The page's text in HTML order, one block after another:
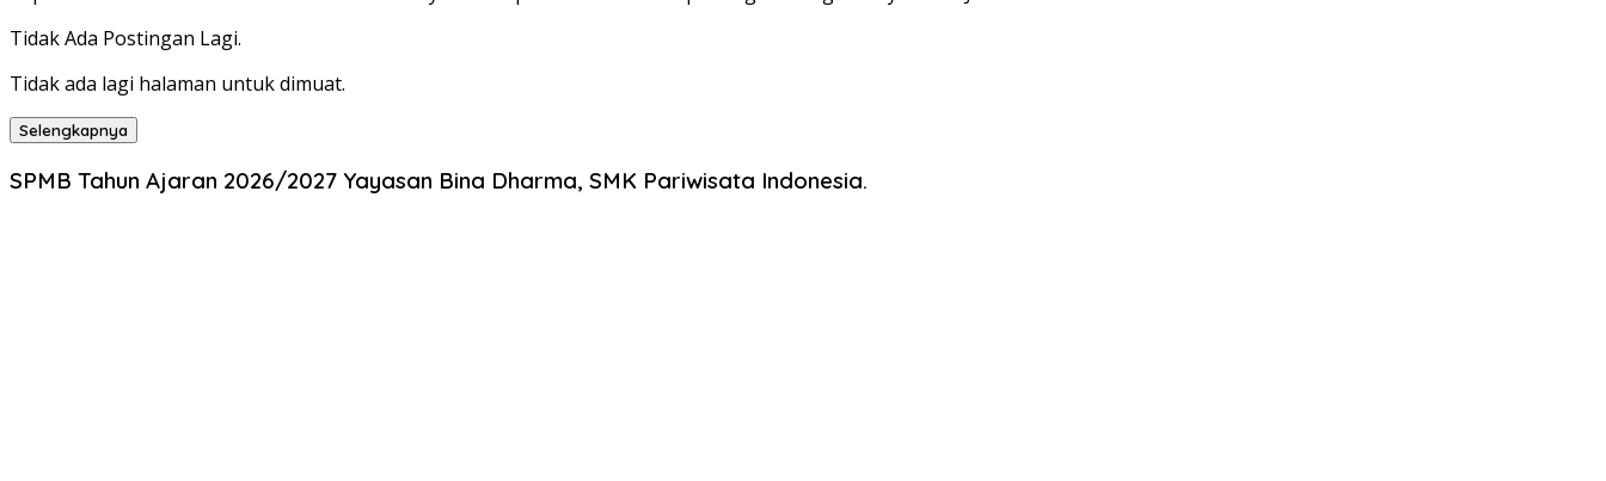
Tidak Ada Postingan Lagi.
Tidak ada lagi halaman untuk dimuat.
Selengkapnya
SPMB Tahun Ajaran 2026/2027 Yayasan Bina Dharma, SMK Pariwisata Indonesia.